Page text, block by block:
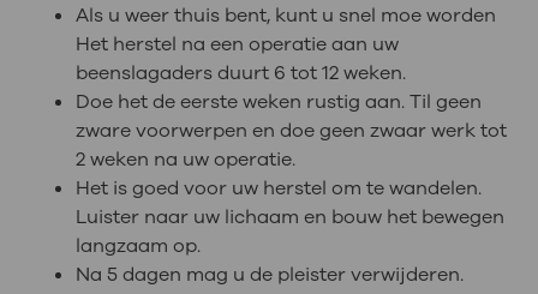
Als u weer thuis bent, kunt u snel moe worden
Het herstel na een operatie aan uw
beenslagaders duurt 6 tot 12 weken.
Doe het de eerste weken rustig aan. Til geen
zware voorwerpen en doe geen zwaar werk tot
2 weken na uw operatie.
Het is goed voor uw herstel om te wandelen.
Luister naar uw lichaam en bouw het bewegen
langzaam op.
Na 5 dagen mag u de pleister verwijderen.